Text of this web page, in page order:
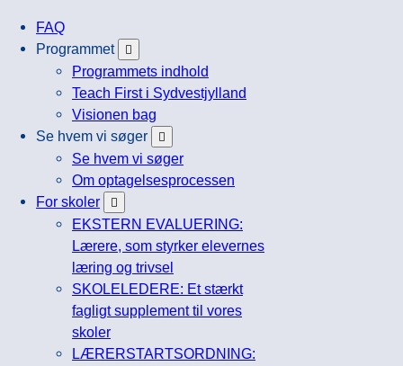
FAQ
Programmet
Programmets indhold
Teach First i Sydvestjylland
Visionen bag
Se hvem vi søger
Se hvem vi søger
Om optagelsesprocessen
For skoler
EKSTERN EVALUERING:
Lærere, som styrker elevernes
læring og trivsel
SKOLELEDERE: Et stærkt
fagligt supplement til vores
skoler
LÆRERSTARTSORDNING: